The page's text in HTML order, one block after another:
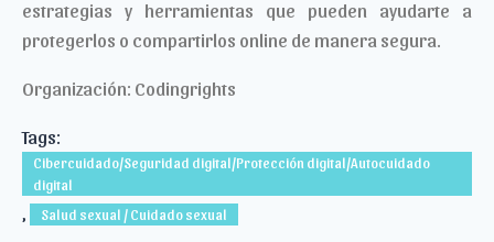
estrategias y herramientas que pueden ayudarte a
protegerlos o compartirlos online de manera segura.
Organización: Codingrights
Tags:
Cibercuidado/Seguridad digital/Protección digital/Autocuidado
digital
, Salud sexual / Cuidado sexual